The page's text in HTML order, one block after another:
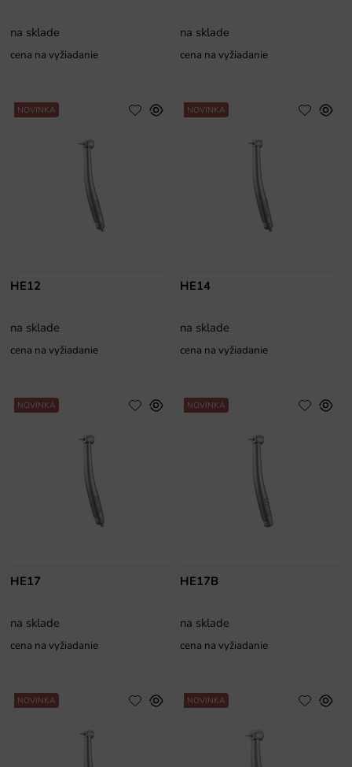
na sklade
cena na vyžiadanie
na sklade
cena na vyžiadanie
HE12
NOVINKA
na sklade
cena na vyžiadanie
HE14
NOVINKA
na sklade
cena na vyžiadanie
HE17
NOVINKA
na sklade
cena na vyžiadanie
HE17B
NOVINKA
na sklade
cena na vyžiadanie
NOVINKA NOVINKA